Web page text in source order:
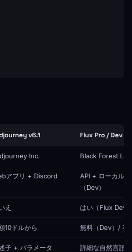
v6.1 Flux Pro / Dev
Inc. Black Forest
アプリ + Discord
API + ローカル
（Dev）
え はい（Flux Dev
10ドルから 無料（Dev）/ 有
子 + パラメータ 詳細な自然言語